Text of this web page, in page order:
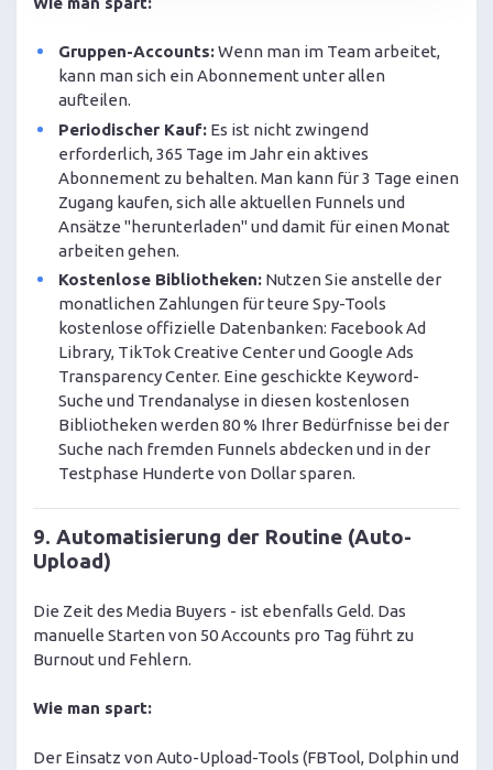
Gruppen-Accounts:Wenn man im Team arbeitet,
kann man sich ein Abonnement unter allen
aufteilen.
Periodischer Kauf:Es ist nicht zwingend
erforderlich, 365 Tage im Jahr ein aktives
Abonnement zu behalten. Man kann für 3 Tage einen
Zugang kaufen, sich alle aktuellen Funnels und
Ansätze "herunterladen" und damit für einen Monat
arbeiten gehen.
Kostenlose Bibliotheken:Nutzen Sie anstelle der
monatlichen Zahlungen für teure Spy-Tools
kostenlose offizielle Datenbanken: Facebook Ad
Library, TikTok Creative Center und Google Ads
Transparency Center. Eine geschickte Keyword-
Suche und Trendanalyse in diesen kostenlosen
Bibliotheken werden 80 % Ihrer Bedürfnisse bei der
Suche nach fremden Funnels abdecken und in der
Testphase Hunderte von Dollar sparen.
9. Automatisierung der Routine (Auto-
Upload)
Die Zeit des Media Buyers - ist ebenfalls Geld. Das
manuelle Starten von 50 Accounts pro Tag führt zu
Burnout und Fehlern.
Wie man spart:
Der Einsatz von Auto-Upload-Tools (FBTool, Dolphin und